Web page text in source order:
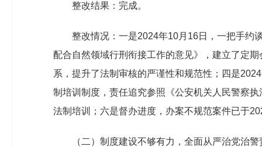
整改结果：完成。
整改情况：一是2024年10月16日，一把手约
配合自然领域行刑衔接工作的意见》，建立了定
系，提升了法制审核的严谨性和规范性；四是
制培训制度，责任追究参照《公安机关人民警察
法制培训；六是督办进度，办案不规范案件已于
（二）制度建设不够有力，全面从严治党治